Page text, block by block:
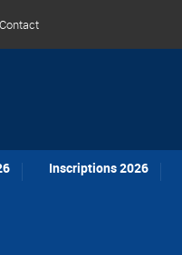
Contact
Inscriptions 2026